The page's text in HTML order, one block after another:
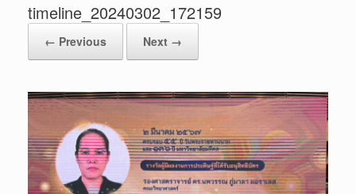
timeline_20240302_172159
← Previous Next →